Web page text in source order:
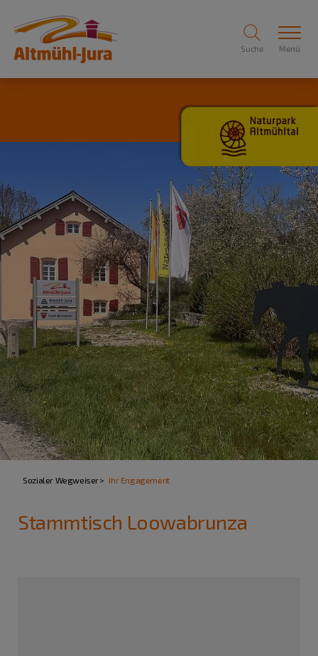
Suche Menü
Sozialer Wegweiser Ihr Engagement
Stammtisch Loowabrunza